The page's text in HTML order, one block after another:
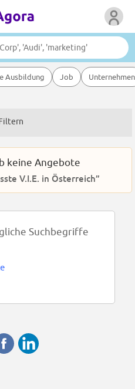
Ausbildung Job Unternehmen
keine Angebote
V.I.E. in Österreich”
Suchbegriffe